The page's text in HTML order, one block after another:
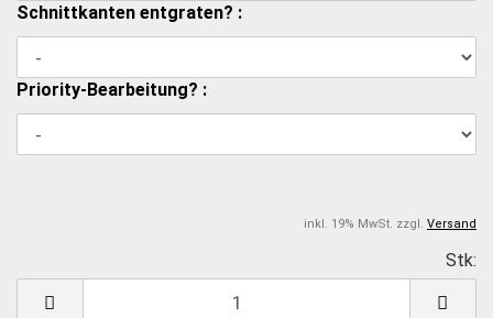
Schnittkanten entgraten? :
Priority-Bearbeitung? :
inkl. 19% MwSt. zzgl. Versand
Stk: